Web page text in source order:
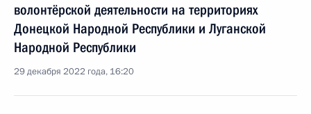
волонтёрской деятельности на территориях
Донецкой Народной Республики и Луганской
Народной Республики
29 декабря 2022 года, 16:20